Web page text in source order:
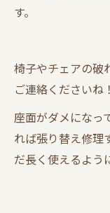
す。
椅子やチェアの破
ご連絡くださいね！
座面がダメになっ
れば張り替え修理
だ長く使えるよう